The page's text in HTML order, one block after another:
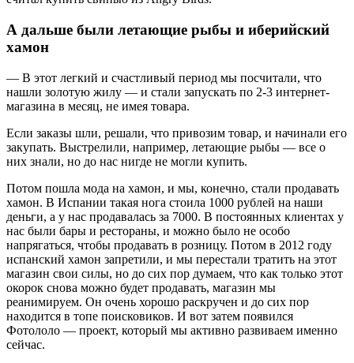
А дальше были летающие рыбы и иберийский
хамон
— В этот легкий и счастливый период мы посчитали, что
нашли золотую жилу — и стали запускать по 2-3 интернет-
магазина в месяц, не имея товара.
Если заказы шли, решали, что привозим товар, и начинали его
закупать. Выстрелили, например, летающие рыбы — все о
них знали, но до нас нигде не могли купить.
Потом пошла мода на хамон, и мы, конечно, стали продавать
хамон. В Испании такая нога стоила 1000 рублей на наши
деньги, а у нас продавалась за 7000. В постоянных клиентах у
нас были бары и рестораны, и можно было не особо
напрягаться, чтобы продавать в розницу. Потом в 2012 году
испанский хамон запретили, и мы перестали тратить на этот
магазин свои силы, но до сих пор думаем, что как только этот
окорок снова можно будет продавать, магазин мы
реанимируем. Он очень хорошо раскручен и до сих пор
находится в топе поисковиков. И вот затем появился
Фотололо — проект, который мы активно развиваем именно
сейчас.